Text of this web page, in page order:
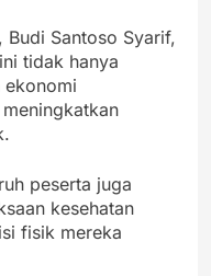
Budi Santoso Syarif,
tidak hanya
ekonomi
peserta juga
kesehatan
fisik mereka